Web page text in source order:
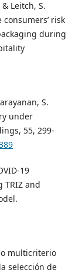
Leitch, S.
risk
during
S.
under
55, 299-
19
and
multicriterio
selección de